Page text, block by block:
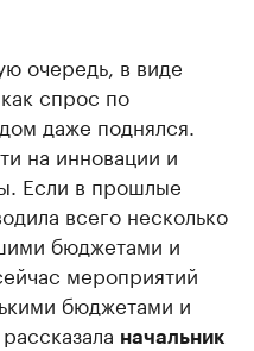
очередь, в виде
спрос по
даже поднялся.
на инновации и
Если в прошлые
всего несколько
бюджетами и
мероприятий
бюджетами и
начальник